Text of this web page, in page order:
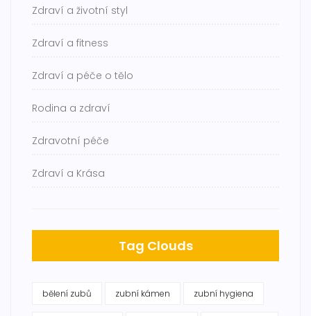
Zdraví a životní styl
Zdraví a fitness
Zdraví a péče o tělo
Rodina a zdraví
Zdravotní péče
Zdraví a Krása
Tag Clouds
bělení zubů zubní kámen zubní hygiena